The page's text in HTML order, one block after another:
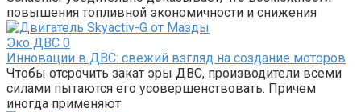
повышения топливной экономичности и снижения
Эко ДВС 0
Инновации в ДВС: свежий взгляд на создание моторов
Чтобы отсрочить закат эры ДВС, производители всеми
силами пытаются его усовершенствовать. Причем
иногда применяют